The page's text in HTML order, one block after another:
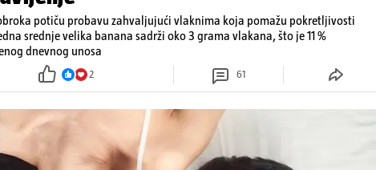
potiču probavu zahvaljujući vlaknima koja pomažu pokretljivosti
srednje velika banana sadrži oko 3 grama vlakana, što je 11 %
dnevnog unosa
2 61